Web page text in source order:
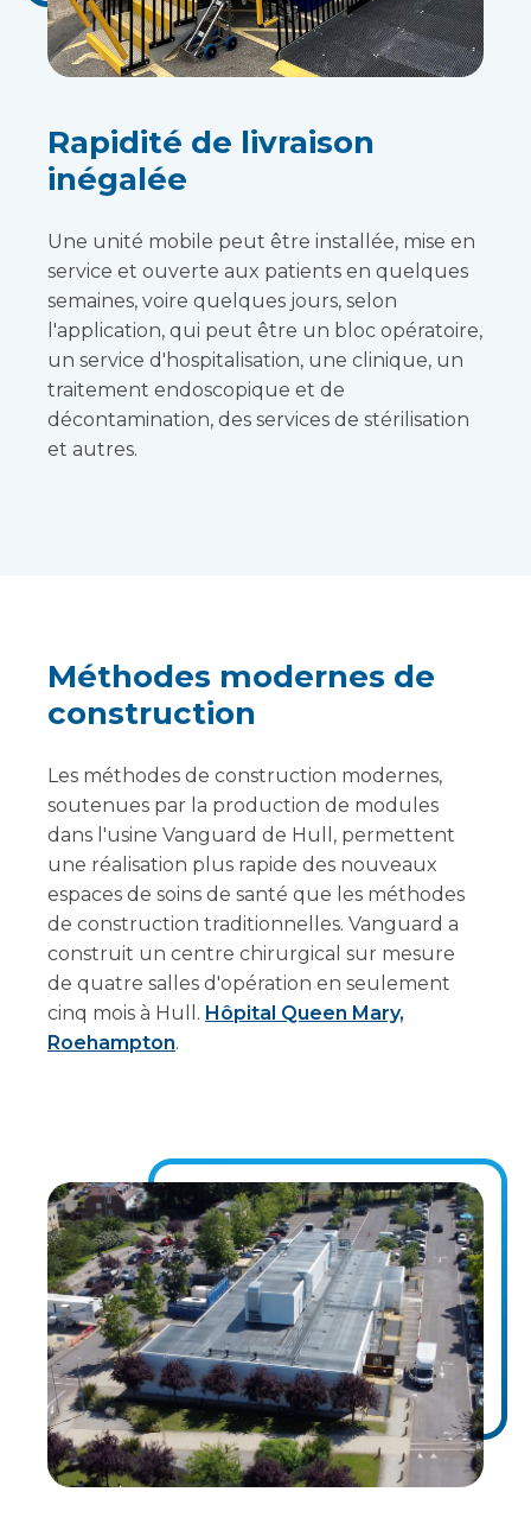
Rapidité de livraison
inégalée
Une unité mobile peut être installée, mise en
service et ouverte aux patients en quelques
semaines, voire quelques jours, selon
l'application, qui peut être un bloc opératoire,
un service d'hospitalisation, une clinique, un
traitement endoscopique et de
décontamination, des services de stérilisation
et autres.
Méthodes modernes de
construction
Les méthodes de construction modernes,
soutenues par la production de modules
dans l'usine Vanguard de Hull, permettent
une réalisation plus rapide des nouveaux
espaces de soins de santé que les méthodes
de construction traditionnelles. Vanguard a
construit un centre chirurgical sur mesure
de quatre salles d'opération en seulement
cinq mois à Hull. Hôpital Queen Mary,
Roehampton.